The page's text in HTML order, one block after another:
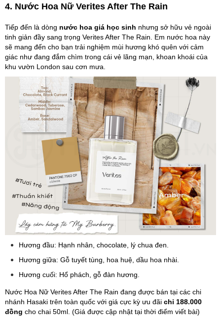
4. Nước Hoa Nữ Verites After The Rain
Tiếp đến là dòng nước hoa giá học sinh nhưng sở hữu vẻ ngoài
tinh giản đầy sang trọng Verites After The Rain. Em nước hoa này
sẽ mang đến cho bạn trải nghiệm mùi hương khó quên với cảm
giác như đang đắm chìm trong cái vẻ lãng mạn, khoan khoái của
khu vườn London sau cơn mưa.
Hương đầu: Hạnh nhân, chocolate, lý chua đen.
Hương giữa: Gỗ tuyết tùng, hoa huệ, dầu hoa nhài.
Hương cuối: Hổ phách, gỗ đàn hương.
Nước Hoa Nữ Verites After The Rain đang được bán tại các chi
nhánh Hasaki trên toàn quốc với giá cực kỳ ưu đãi chỉ 188.000
đồng cho chai 50ml. (Giá được cập nhật tại thời điểm viết bài)